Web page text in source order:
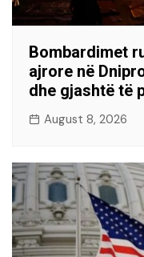
Bombardimet
ajrore në
dhe gjashtë të
August 8, 2026